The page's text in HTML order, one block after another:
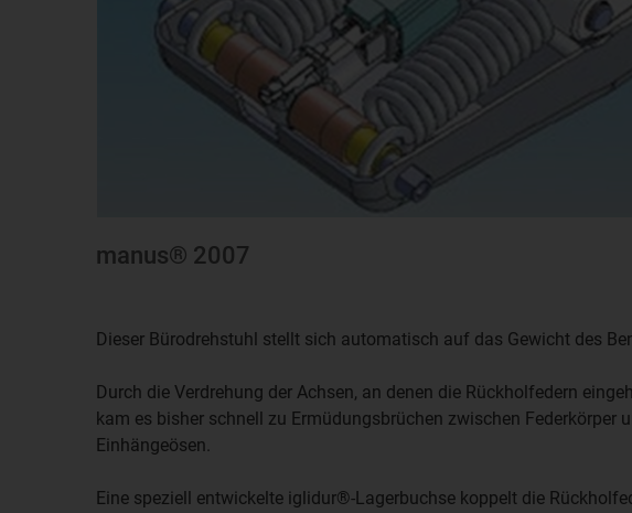
manus® 2007
Dieser Bürodrehstuhl stellt sich automatisch auf das Gewicht des
Durch die Verdrehung der Achsen, an denen die Rückholfedern
kam es bisher schnell zu Ermüdungsbrüchen zwischen Federkörper
Einhängeösen.
Eine speziell entwickelte iglidur®-Lagerbuchse koppelt die